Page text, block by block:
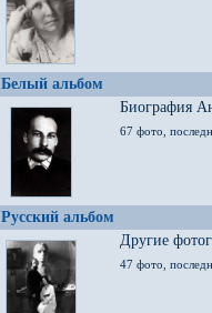
Белый альбом
Биография
67 фото,
Русский альбом
Другие
47 фото,